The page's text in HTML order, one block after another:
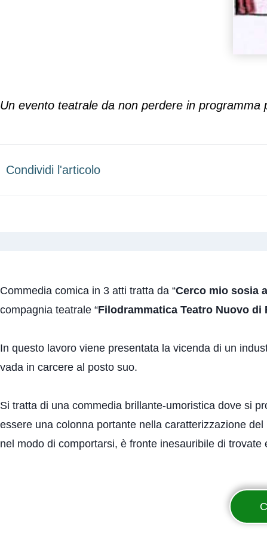
Un evento teatrale da non perdere in programma
Condividi l'articolo
Commedia comica in 3 atti tratta da “Cerco mio sosia
compagnia teatrale “Filodrammatica Teatro Nuovo di
In questo lavoro viene presentata la vicenda di un
vada in carcere al posto suo.
Si tratta di una commedia brillante-umoristica dove si
essere una colonna portante nella caratterizzazione
nel modo di comportarsi, è fronte inesauribile di